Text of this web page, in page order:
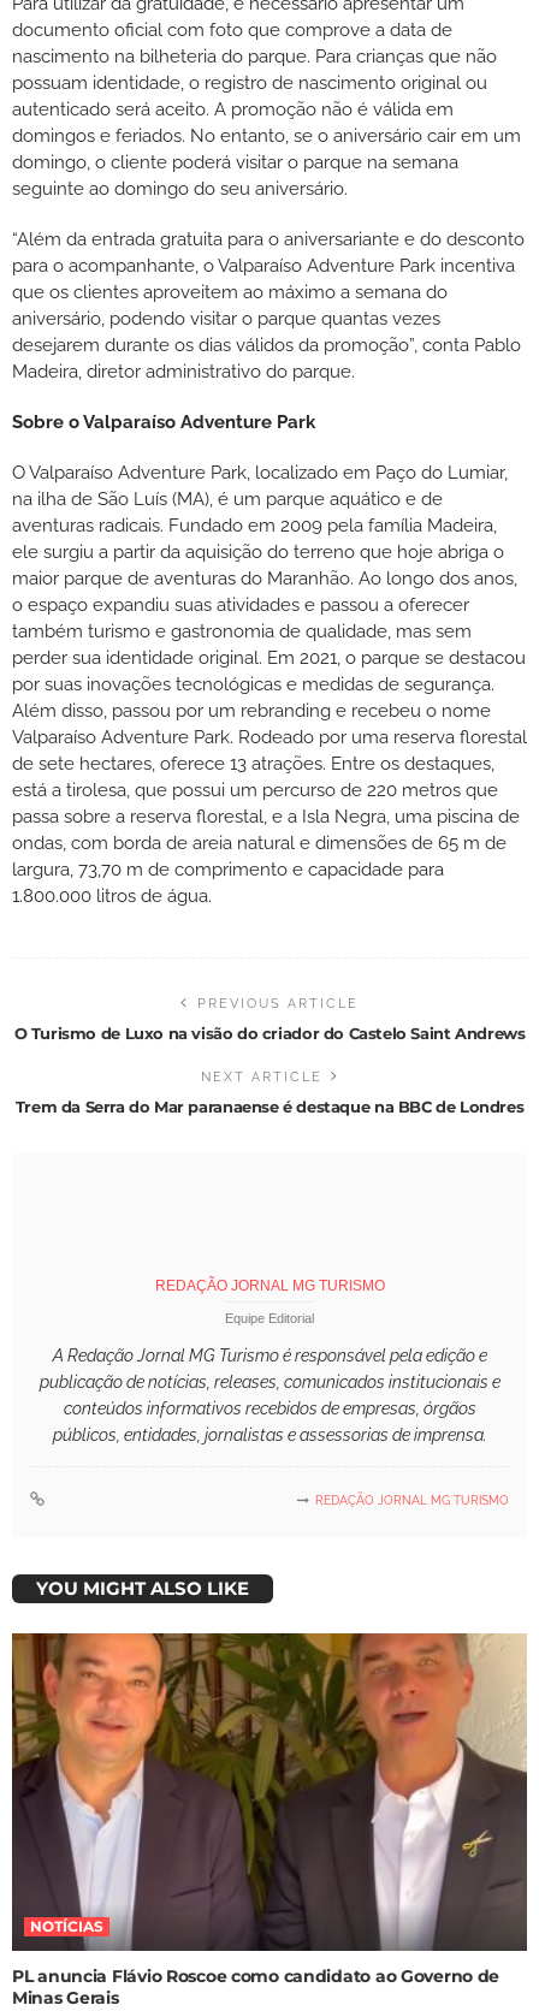
documento oficial com foto que comprove a data de
nascimento na bilheteria do parque. Para crianças que não
possuam identidade, o registro de nascimento original ou
autenticado será aceito. A promoção não é válida em
domingos e feriados. No entanto, se o aniversário cair em um
domingo, o cliente poderá visitar o parque na semana
seguinte ao domingo do seu aniversário.
“Além da entrada gratuita para o aniversariante e do desconto
para o acompanhante, o Valparaíso Adventure Park incentiva
que os clientes aproveitem ao máximo a semana do
aniversário, podendo visitar o parque quantas vezes
desejarem durante os dias válidos da promoção”, conta Pablo
Madeira, diretor administrativo do parque.
Sobre o Valparaíso Adventure Park
O Valparaíso Adventure Park, localizado em Paço do Lumiar,
na ilha de São Luís (MA), é um parque aquático e de
aventuras radicais. Fundado em 2009 pela família Madeira,
ele surgiu a partir da aquisição do terreno que hoje abriga o
maior parque de aventuras do Maranhão. Ao longo dos anos,
o espaço expandiu suas atividades e passou a oferecer
também turismo e gastronomia de qualidade, mas sem
perder sua identidade original. Em 2021, o parque se destacou
por suas inovações tecnológicas e medidas de segurança.
Além disso, passou por um rebranding e recebeu o nome
Valparaíso Adventure Park. Rodeado por uma reserva florestal
de sete hectares, oferece 13 atrações. Entre os destaques,
está a tirolesa, que possui um percurso de 220 metros que
passa sobre a reserva florestal, e a Isla Negra, uma piscina de
ondas, com borda de areia natural e dimensões de 65 m de
largura, 73,70 m de comprimento e capacidade para
1.800.000 litros de água.
PREVIOUS ARTICLE
O Turismo de Luxo na visão do criador do Castelo Saint Andrews
NEXT ARTICLE
Trem da Serra do Mar paranaense é destaque na BBC de Londres
REDAÇÃO JORNAL MG TURISMO
Equipe Editorial
A Redação Jornal MG Turismo é responsável pela edição e
publicação de notícias, releases, comunicados institucionais e
conteúdos informativos recebidos de empresas, órgãos
públicos, entidades, jornalistas e assessorias de imprensa.
REDAÇÃO JORNAL MG TURISMO
YOU MIGHT ALSO LIKE
NOTÍCIAS
PL anuncia Flávio Roscoe como candidato ao Governo de
Minas Gerais